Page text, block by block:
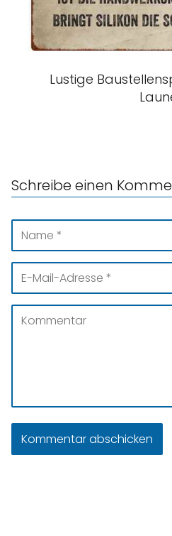
Lustige
Schreibe einen